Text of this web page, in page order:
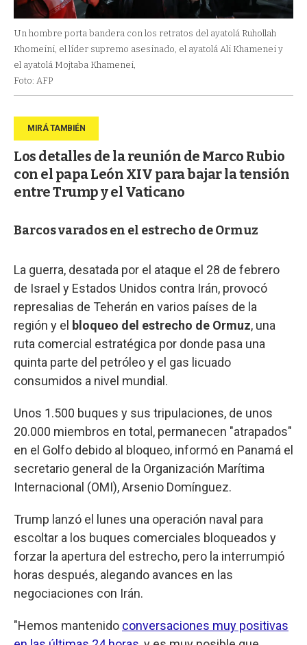
Un hombre porta bandera con los retratos del ayatolá Ruhollah
Khomeini, el líder supremo asesinado, el ayatolá Ali Khamenei y
el ayatolá Mojtaba Khamenei,
Foto: AFP
Los detalles de la reunión de Marco Rubio
con el papa León XIV para bajar la tensión
entre Trump y el Vaticano
Barcos varados en el estrecho de Ormuz
La guerra, desatada por el ataque el 28 de febrero
de Israel y Estados Unidos contra Irán, provocó
represalias de Teherán en varios países de la
región y el bloqueo del estrecho de Ormuz, una
ruta comercial estratégica por donde pasa una
quinta parte del petróleo y el gas licuado
consumidos a nivel mundial.
Unos 1.500 buques y sus tripulaciones, de unos
20.000 miembros en total, permanecen "atrapados"
en el Golfo debido al bloqueo, informó en Panamá el
secretario general de la Organización Marítima
Internacional (OMI), Arsenio Domínguez.
Trump lanzó el lunes una operación naval para
escoltar a los buques comerciales bloqueados y
forzar la apertura del estrecho, pero la interrumpió
horas después, alegando avances en las
negociaciones con Irán.
"Hemos mantenido conversaciones muy positivas